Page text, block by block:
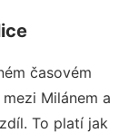
časovém
Milánem a
To platí jak